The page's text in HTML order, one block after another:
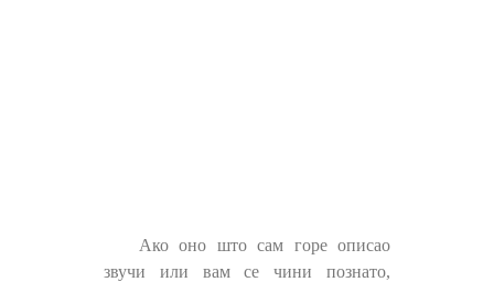
Ако оно што сам горе описао
звучи или вам се чини познато,